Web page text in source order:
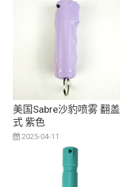
美国Sabre沙豹喷雾 翻盖
式 紫色
2025-04-11